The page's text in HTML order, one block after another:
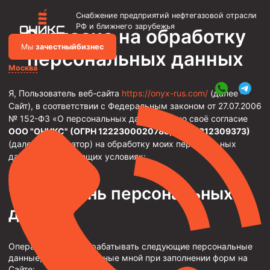
Снабжение предприятий нефтегазовой отрасли
РФ и ближнего зарубежья
Мы зачестныйбизнес
Москва
Объявления
Металлоконструкции
Каркасы зданий и сооружений
Фильтры скважинные
Насосно-компрессорные трубы и муфты к ним
Трубы НКТ ТУ 14-161-198-2002
Насосно-компрессорные трубы API Spec 5CT
Трубы НКТ ТУ 1308-206-00147016-2002
Трубы НКТ ТУ 14-161-195-2001
Согласие на обработку
персональных данных
Я, Пользователь веб-сайта https://onyx-rus.com/ (далее —
Сайт), в соответствии с Федеральным законом от 27.07.2006
№ 152-ФЗ «О персональных данных», даю своё согласие
ООО "ОНИКС" (ОГРН 1222300020788, ИНН 2312309373)
(далее — Оператор) на обработку моих персональных
данных на следующих условиях:
Перечень персональных
данных
Оператор может обрабатывать следующие персональные
данные, предоставленные мной при заполнении форм на